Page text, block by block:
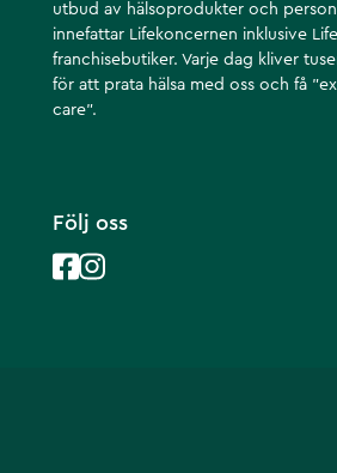
utbud av hälsoprodukter och
innefattar Lifekoncernen inklusive
franchisebutiker. Varje dag kliver
för att prata hälsa med oss och få
care”.
Följ oss